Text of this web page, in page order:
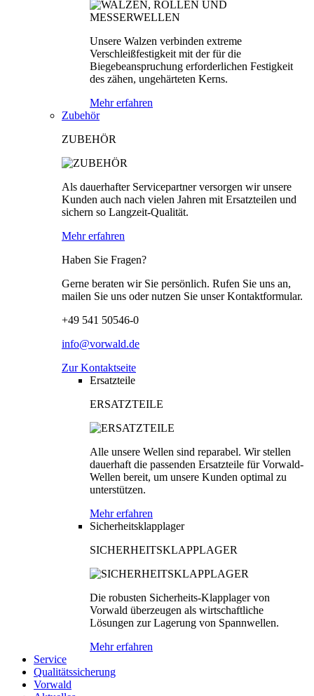
Unsere Walzen verbinden extreme
Verschleißfestigkeit mit der für die
Biegebeanspruchung erforderlichen Festigkeit
des zähen, ungehärteten Kerns.
Mehr erfahren
Zubehör
ZUBEHÖR
Als dauerhafter Servicepartner versorgen wir unsere
Kunden auch nach vielen Jahren mit Ersatzteilen und
sichern so Langzeit-Qualität.
Mehr erfahren
Haben Sie Fragen?
Gerne beraten wir Sie persönlich. Rufen Sie uns an,
mailen Sie uns oder nutzen Sie unser Kontaktformular.
+49 541 50546-0
info@vorwald.de
Zur Kontaktseite
Ersatzteile
ERSATZTEILE
Alle unsere Wellen sind reparabel. Wir stellen
dauerhaft die passenden Ersatzteile für Vorwald-
Wellen bereit, um unsere Kunden optimal zu
unterstützen.
Mehr erfahren
Sicherheitsklapplager
SICHERHEITSKLAPPLAGER
Die robusten Sicherheits-Klapplager von
Vorwald überzeugen als wirtschaftliche
Lösungen zur Lagerung von Spannwellen.
Mehr erfahren
Service
Qualitätssicherung
Vorwald